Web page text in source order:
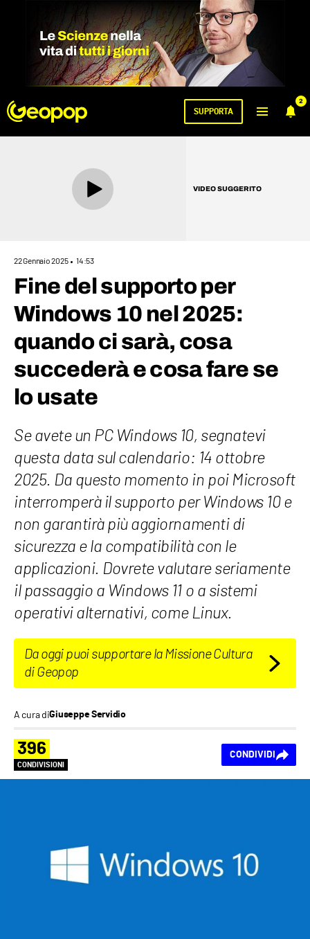
2
SUPPORTA
VIDEO SUGGERITO
22 Gennaio 2025 14:53
Fine del supporto per
Windows 10 nel 2025:
quando ci sarà, cosa
succederà e cosa fare se
lo usate
Se avete un PC Windows 10, segnatevi
questa data sul calendario: 14 ottobre
2025. Da questo momento in poi Microsoft
interromperà il supporto per Windows 10 e
non garantirà più aggiornamenti di
sicurezza e la compatibilità con le
applicazioni. Dovrete valutare seriamente
il passaggio a Windows 11 o a sistemi
operativi alternativi, come Linux.
Da oggi puoi supportare la Missione Cultura
di Geopop
A cura diGiuseppe Servidio
396
CONDIVISIONI
CONDIVIDI